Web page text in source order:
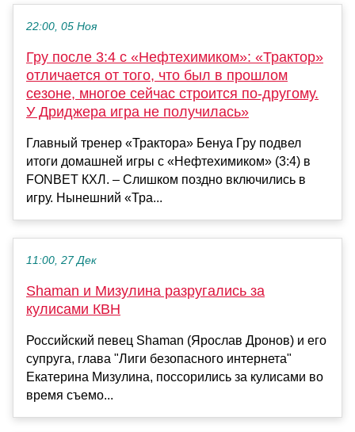
22:00, 05 Ноя
Гру после 3:4 с «Нефтехимиком»: «Трактор»
отличается от того, что был в прошлом
сезоне, многое сейчас строится по‑другому.
У Дриджера игра не получилась»
Главный тренер «Трактора» Бенуа Гру подвел
итоги домашней игры с «Нефтехимиком» (3:4) в
FONBET КХЛ. – Слишком поздно включились в
игру. Нынешний «Тра...
11:00, 27 Дек
Shaman и Мизулина разругались за
кулисами КВН
Российский певец Shaman (Ярослав Дронов) и его
супруга, глава "Лиги безопасного интернета"
Екатерина Мизулина, поссорились за кулисами во
время съемо...